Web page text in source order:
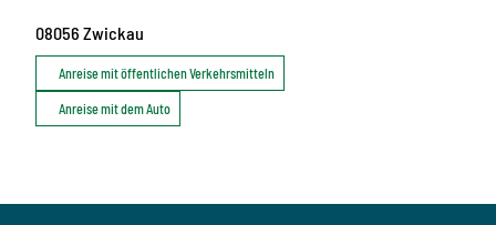
08056 Zwickau
Anreise mit öffentlichen Verkehrsmitteln
Anreise mit dem Auto